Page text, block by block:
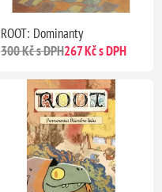
ROOT: Dominanty
300 Kč s DPH267 Kč s DPH